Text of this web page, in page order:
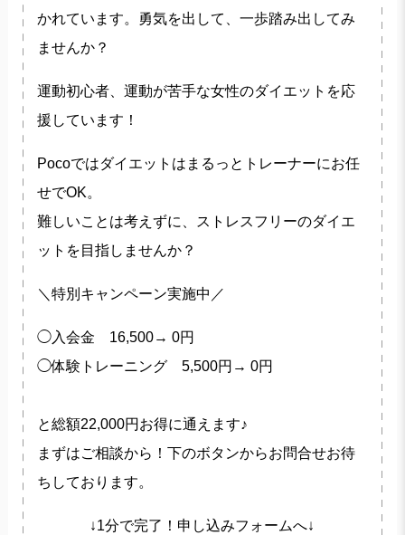
かれています。勇気を出して、一歩踏み出してみ
ませんか？
運動初心者、運動が苦手な女性のダイエットを応
援しています！
Pocoではダイエットはまるっとトレーナーにお任
せでOK。
難しいことは考えずに、ストレスフリーのダイエ
ットを目指しませんか？
＼特別キャンペーン実施中／
◯入会金 16,500→ 0円
◯体験トレーニング 5,500円→ 0円
と総額22,000円お得に通えます♪
まずはご相談から！下のボタンからお問合せお待
ちしております。
↓1分で完了！申し込みフォームへ↓